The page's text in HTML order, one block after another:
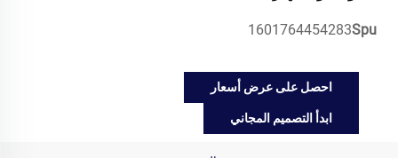
Spu
1601764454283
احصل على عرض أسعار
ابدأ التصميم المجاني